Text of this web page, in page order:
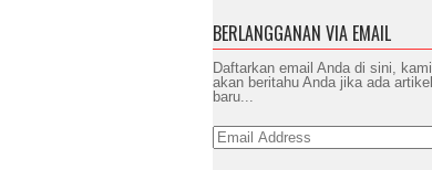
BERLANGGANAN VIA EMAIL
Daftarkan email Anda di sini, kami
akan beritahu Anda jika ada artikel
baru...
Email
Address